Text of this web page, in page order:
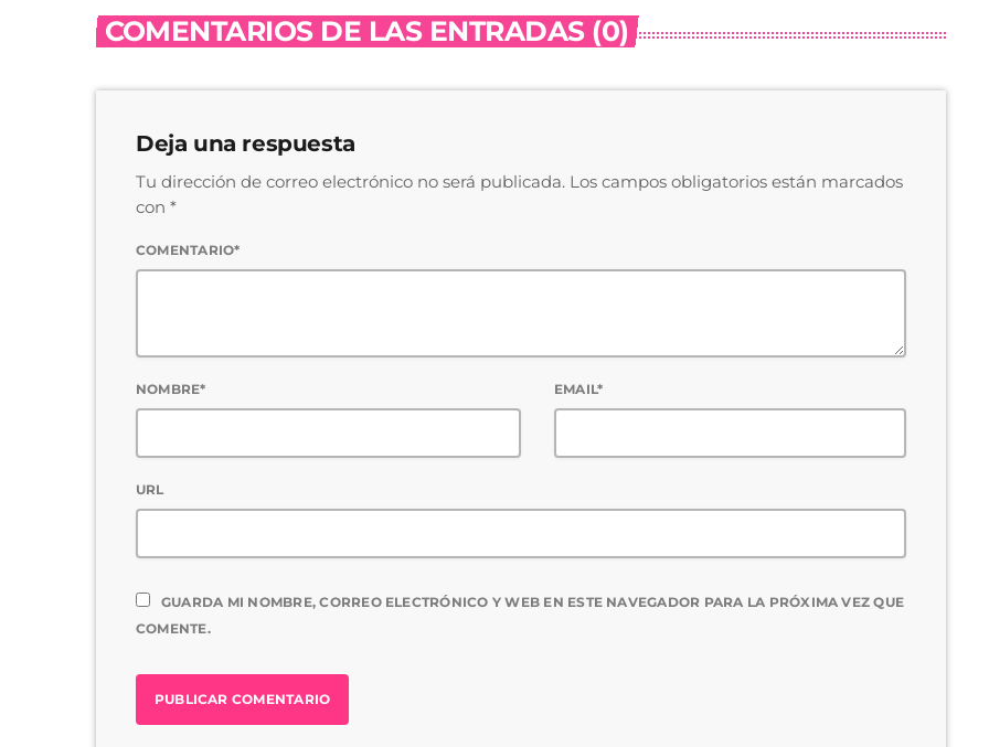
COMENTARIOS DE LAS ENTRADAS (0)
Deja una respuesta
Tu dirección de correo electrónico no será publicada. Los campos obligatorios están marcados
con *
COMENTARIO*
NOMBRE* EMAIL*
URL
GUARDA MI NOMBRE, CORREO ELECTRÓNICO Y WEB EN ESTE NAVEGADOR PARA LA PRÓXIMA VEZ QUE
COMENTE.